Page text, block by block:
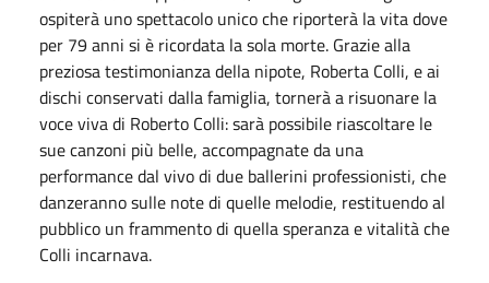
ospiterà uno spettacolo unico che riporterà la vita dove
per 79 anni si è ricordata la sola morte. Grazie alla
preziosa testimonianza della nipote, Roberta Colli, e ai
dischi conservati dalla famiglia, tornerà a risuonare la
voce viva di Roberto Colli: sarà possibile riascoltare le
sue canzoni più belle, accompagnate da una
performance dal vivo di due ballerini professionisti, che
danzeranno sulle note di quelle melodie, restituendo al
pubblico un frammento di quella speranza e vitalità che
Colli incarnava.